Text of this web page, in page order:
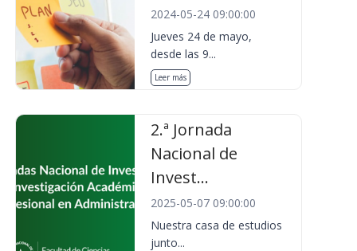
2024-05-24 09:00:00
Jueves 24 de mayo,
desde las 9...
Leer más
2.ª Jornada
Nacional de
Invest...
2025-05-07 09:00:00
Nuestra casa de estudios
junto...